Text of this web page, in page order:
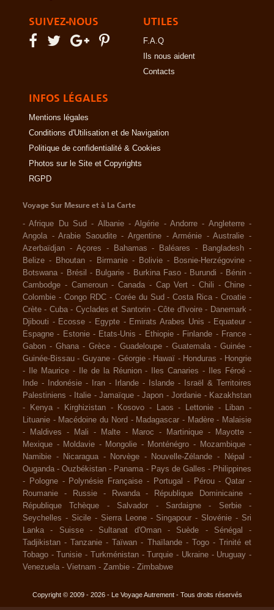
SUIVEZ-NOUS UTILES
F.A.Q
Ils nous aident
Contacts
INFOS LÉGALES
Mentions légales
Conditions d'Utilisation et de Navigation
Politique de confidentialité & Cookies
Photos sur le Site et Copyrights
RGPD
Voyage Sur Mesure et à La Carte
-Afrique Du Sud - Albanie -Algérie -Andorre - Angleterre -
Angola -Arabie Saoudite -Argentine -Arménie -Australie -
Azerbaïdjan - Açores - Bahamas - Baléares - Bangladesh -
Belize - Bhoutan - Birmanie - Bolivie - Bosnie-Herzégovine -
Botswana - Brésil - Bulgarie - Burkina Faso - Burundi - Bénin -
Cambodge - Cameroun - Canada - Cap Vert - Chili -Chine -
Colombie - Congo RDC - Corée du Sud -Costa Rica -Croatie -
Crète - Cuba - Cyclades et Santorin -Côte d'Ivoire - Danemark -
Djibouti - Ecosse - Egypte - Emirats Arabes Unis - Equateur -
Espagne - Estonie - Etats-Unis - Ethiopie - Finlande - France -
Gabon - Ghana - Grèce - Guadeloupe - Guatemala - Guinée -
Guinée-Bissau - Guyane - Géorgie - Hawaï - Honduras - Hongrie
-
Ile Maurice - Ile de la Réunion - Iles Canaries - Iles Féroé -
Inde - Indonésie - Iran - Irlande - Islande -
Israël & Territoires
Palestiniens - Italie - Jamaïque - Japon - Jordanie - Kazakhstan
-
Kenya - Kirghizistan - Kosovo - Laos - Lettonie - Liban -
Lituanie - Macédoine du Nord - Madagascar - Madère - Malaisie
-
Maldives - Mali - Malte - Maroc - Martinique - Mayotte -
Mexique - Moldavie - Mongolie - Monténégro - Mozambique -
Namibie - Nicaragua - Norvège - Nouvelle-Zélande - Népal
-
Ouganda -Ouzbékistan - Panama - Pays de Galles - Philippines
-
Pologne - Polynésie Française - Portugal - Pérou -Qatar -
Roumanie
- Russie - Rwanda - République Dominicaine
-
République Tchèque
- Salvador - Sardaigne - Serbie
-
Seychelles - Sicile - Sierra Leone - Singapour - Slovénie - Sri
Lanka
- Suisse - Sultanat d'Oman - Suède - Sénégal
-
Tadjikistan - Tanzanie - Taïwan - Thaïlande - Togo -
Trinité et
Tobago - Tunisie - Turkménistan - Turquie - Ukraine - Uruguay -
Venezuela - Vietnam - Zambie - Zimbabwe
Copyright © 2009 - 2026 - Le Voyage Autrement - Tous droits réservés